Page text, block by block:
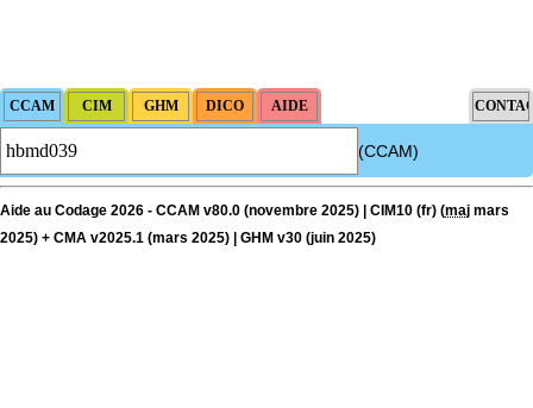
(CCAM)
Aide au Codage 2026 - CCAM v80.0 (novembre 2025) | CIM10 (fr) (maj mars
2025) + CMA v2025.1 (mars 2025) | GHM v30 (juin 2025)